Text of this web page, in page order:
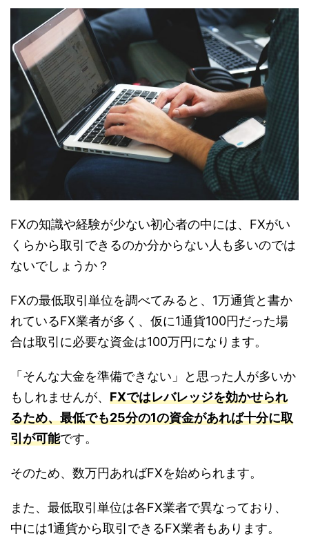
FXの知識や経験が少ない初心者の中には、FXがい
くらから取引できるのか分からない人も多いのでは
ないでしょうか？
FXの最低取引単位を調べてみると、1万通貨と書か
れているFX業者が多く、仮に1通貨100円だった場
合は取引に必要な資金は100万円になります。
「そんな大金を準備できない」と思った人が多いか
もしれませんが、 FXではレバレッジを効かせられ
るため、最低でも25分の1の資金があれば十分に取
引が可能です。
そのため、数万円あればFXを始められます。
また、最低取引単位は各FX業者で異なっており、
中には1通貨から取引できるFX業者もあります。